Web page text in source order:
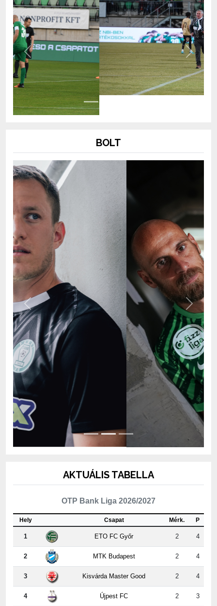
Previous Next
Previous Next
OTP Bank Liga 2026/2027
Csapat
1 ETO FC Győr 2 4
2 MTK Budapest 2 4
3 Kisvárda Master Good 2 4
4 Újpest FC 2 3
5 ZTE FC 2 3